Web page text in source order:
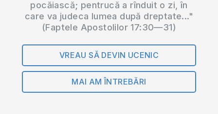
pocăiască; pentrucă a rînduit o zi, în
care va judeca lumea după dreptate..."
(Faptele Apostolilor 17:30—31)
VREAU SĂ DEVIN UCENIC
MAI AM ÎNTREBĂRI